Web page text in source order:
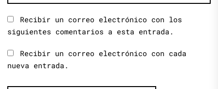
Recibir un correo electrónico con los
siguientes comentarios a esta entrada.
Recibir un correo electrónico con cada
nueva entrada.